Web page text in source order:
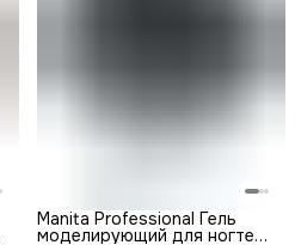
Manita Professional Гель
моделирующий для ногтей